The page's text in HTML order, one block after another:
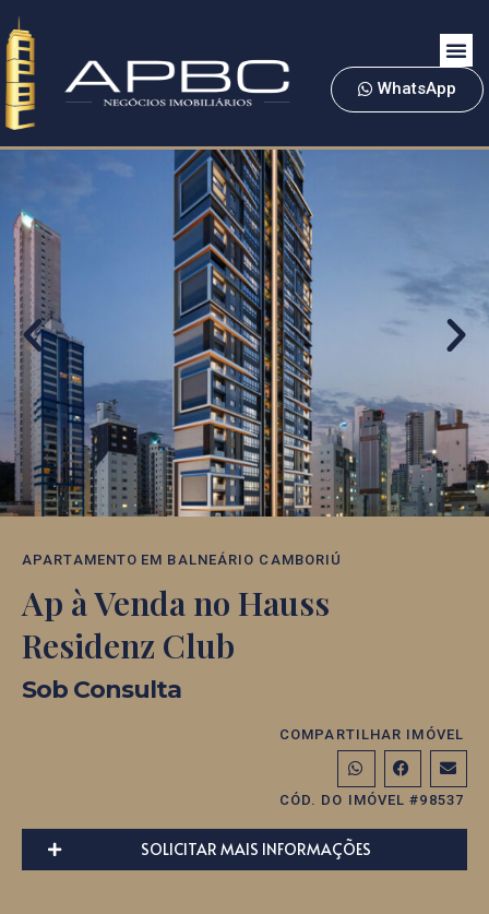
WhatsApp
APARTAMENTO EM BALNEÁRIO CAMBORIÚ
Ap à Venda no Hauss
Residenz Club
Sob Consulta
COMPARTILHAR IMÓVEL
CÓD. DO IMÓVEL #98537
SOLICITAR MAIS INFORMAÇÕES